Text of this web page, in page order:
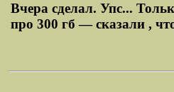
Вчера сделал. Упс...
про 300 гб — сказали ,